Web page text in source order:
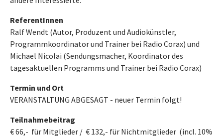
ReferentInnen
Ralf Wendt (Autor, Produzent und Audiokünstler,
Programmkoordinator und Trainer bei Radio Corax) und
Michael Nicolai (Sendungsmacher, Koordinator des
tagesaktuellen Programms und Trainer bei Radio Corax)
Termin und Ort
VERANSTALTUNG ABGESAGT - neuer Termin folgt!
Teilnahmebeitrag
€ 66,- für Mitglieder / € 132,- für Nichtmitglieder (incl. 10%